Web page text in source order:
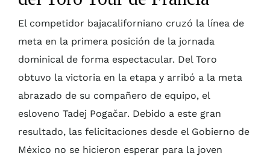
El competidor bajacaliforniano cruzó la línea de
meta en la primera posición de la jornada
dominical de forma espectacular. Del Toro
obtuvo la victoria en la etapa y arribó a la meta
abrazado de su compañero de equipo, el
esloveno Tadej Pogačar. Debido a este gran
resultado, las felicitaciones desde el Gobierno de
México no se hicieron esperar para la joven